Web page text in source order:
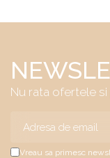
Nu rata ofertele
Vreau sa primesc